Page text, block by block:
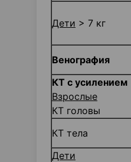
Дети > 7 кг
Венография
КТ с усилением
Взрослые
КТ головы
КТ тела
Дети